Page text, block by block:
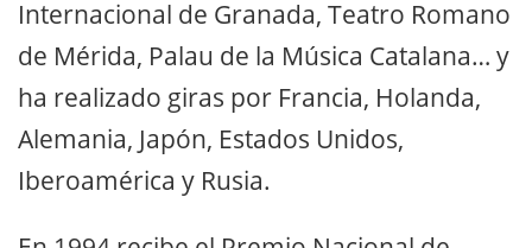
Internacional de Granada, Teatro Romano
de Mérida, Palau de la Música Catalana… y
ha realizado giras por Francia, Holanda,
Alemania, Japón, Estados Unidos,
Iberoamérica y Rusia.